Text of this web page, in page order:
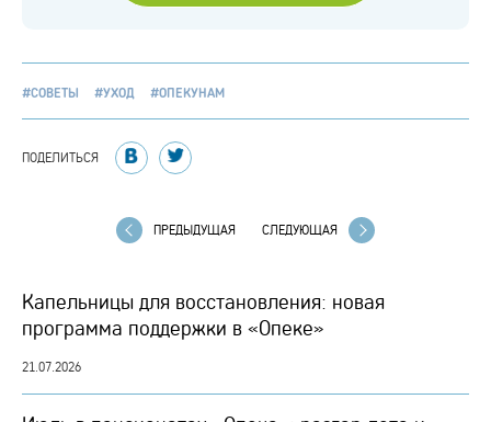
#СОВЕТЫ #УХОД #ОПЕКУНАМ
ПОДЕЛИТЬСЯ
ПРЕДЫДУЩАЯ СЛЕДУЮЩАЯ
Капельницы для восстановления: новая
программа поддержки в «Опеке»
21.07.2026